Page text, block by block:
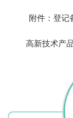
附件： 登记
高新技术产